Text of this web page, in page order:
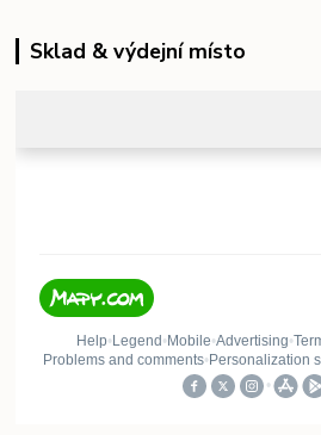
Sklad & výdejní místo